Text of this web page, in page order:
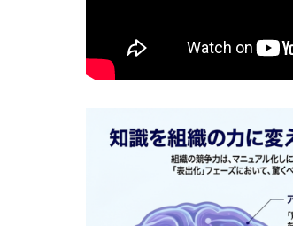
抽象語に残る「感覚